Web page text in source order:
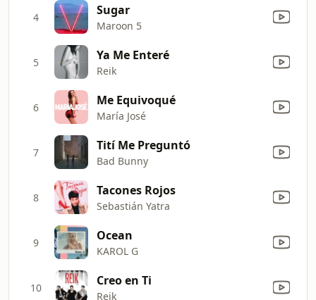
4 Sugar
Maroon 5
5 Ya Me Enteré
Reik
6 Me Equivoqué
María José
7 Tití Me Preguntó
Bad Bunny
8 Tacones Rojos
Sebastián Yatra
9 Ocean
KAROL G
10 Creo en Ti
Reik